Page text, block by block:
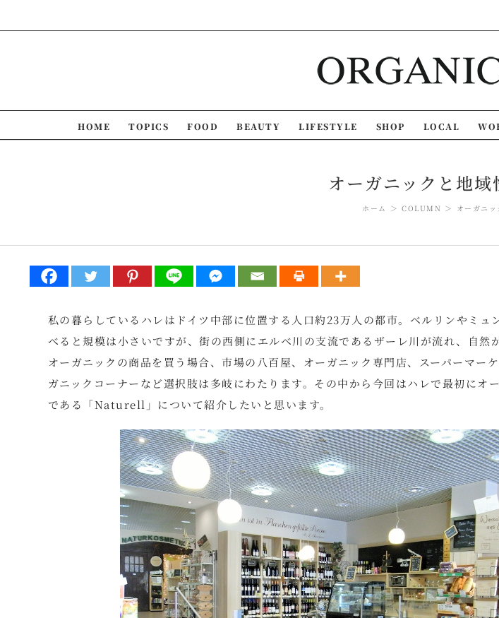
to
HOME TOPICS FOOD BEAUTY LIFESTYLE SHOP LOCAL
オーガニックと地域
ホーム COLUMN オーガニ
私の暮らしているハレはドイツ中部に位置する人口約23万人の都市。ベルリンやミュ
べると規模は小さいですが、街の西側にエルベ川の支流であるザーレ川が流れ、自然
オーガニックの商品を買う場合、市場の八百屋、オーガニック専門店、スーパーマー
ガニックコーナーなど選択肢は多岐にわたります。その中から今回はハレで最初にオ
である「Naturell」について紹介したいと思います。